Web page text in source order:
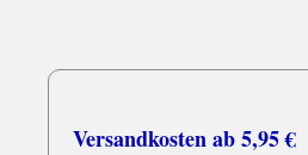
Versandkosten ab 5,95 €